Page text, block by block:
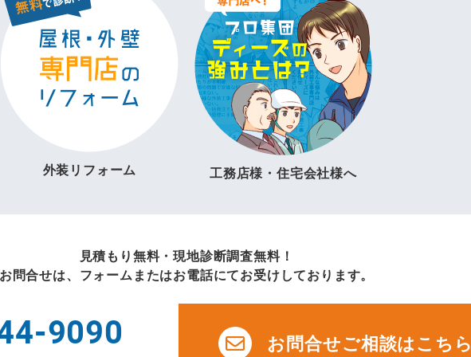
外装リフォーム 工務店様・住宅会社様へ
見積もり無料・現地診断調査無料！
お問合せは、フォームまたはお電話にてお受けしております。
9090 お問合せご相談はこちら